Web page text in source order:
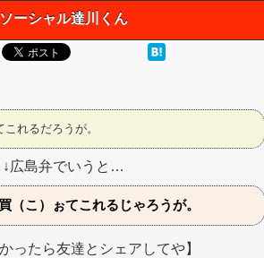
ソーシャル達川くん
れるだろうが。
↓広島弁でいうと…
（こ）ぉてこれるじゃろうが。
ったら友達とシェアしてや】